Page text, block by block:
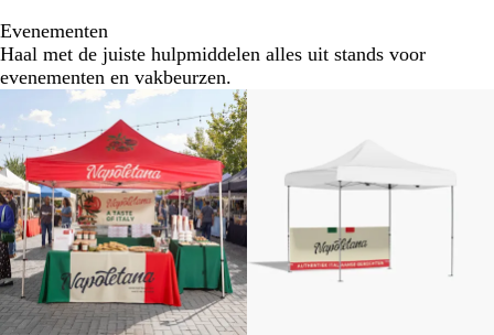
Evenementen
Haal met de juiste hulpmiddelen alles uit stands voor
evenementen en vakbeurzen.
Nieuwe opties